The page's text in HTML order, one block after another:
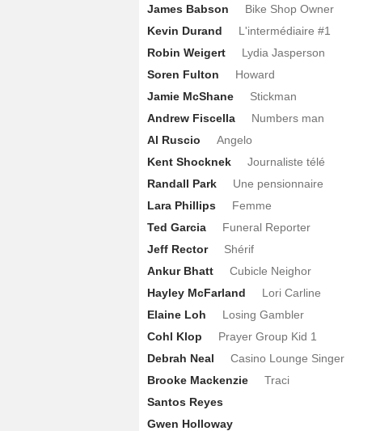
James Babson
Bike Shop Owner
Kevin Durand
L'intermédiaire #1
Robin Weigert
Lydia Jasperson
Soren Fulton
Howard
Jamie McShane
Stickman
Andrew Fiscella
Numbers man
Al Ruscio
Angelo
Kent Shocknek
Journaliste télé
Randall Park
Une pensionnaire
Lara Phillips
Femme
Ted Garcia
Funeral Reporter
Jeff Rector
Shérif
Ankur Bhatt
Cubicle Neighor
Hayley McFarland
Lori Carline
Elaine Loh
Losing Gambler
Cohl Klop
Prayer Group Kid 1
Debrah Neal
Casino Lounge Singer
Brooke Mackenzie
Traci
Santos Reyes
Gwen Holloway